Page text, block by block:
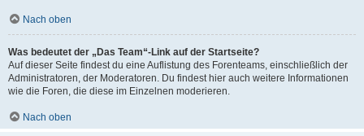
Nach oben
Was bedeutet der „Das Team“-Link auf der Startseite?
Auf dieser Seite findest du eine Auflistung des Forenteams, einschließlich der
Administratoren, der Moderatoren. Du findest hier auch weitere Informationen
wie die Foren, die diese im Einzelnen moderieren.
Nach oben